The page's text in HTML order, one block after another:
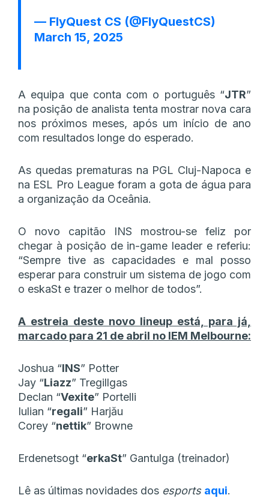
— FlyQuest CS (@FlyQuestCS)
March 15, 2025
A equipa que conta com o português “JTR”
na posição de analista tenta mostrar nova cara
nos próximos meses, após um início de ano
com resultados longe do esperado.
As quedas prematuras na PGL Cluj-Napoca e
na ESL Pro League foram a gota de água para
a organização da Oceânia.
O novo capitão INS mostrou-se feliz por
chegar à posição de in-game leader e referiu:
“Sempre tive as capacidades e mal posso
esperar para construir um sistema de jogo com
o eskaSt e trazer o melhor de todos”.
A estreia deste novo lineup está, para já,
marcado para 21 de abril no IEM Melbourne:
Joshua “⁠INS⁠” Potter
Jay “⁠Liazz⁠” Tregillgas
Declan “⁠Vexite⁠” Portelli
Iulian “⁠regali⁠” Harjău
Corey “⁠nettik⁠” Browne
Erdenetsogt “⁠erkaSt⁠” Gantulga (treinador)
Lê as últimas novidades dos esports aqui.